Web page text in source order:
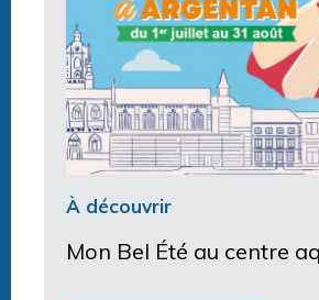
À découvrir
Mon Bel Été au centre